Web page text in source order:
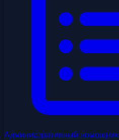
Административный помощник